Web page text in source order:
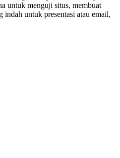
untuk menguji situs, membuat
indah untuk presentasi atau email,